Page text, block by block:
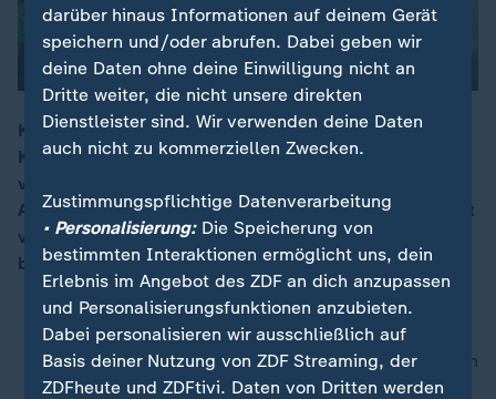
00:05
Kolumbiens Staatschef Juan Santos hat den größten
Kokain-Fund in der Geschichte seines Landes
verkündet. Die Polizei habe in einem Bananen-
Anbaugebiet zwölf Tonnen Kokain mit einem Marktwert
von umgerechnet rund 310 Millionen Euro
beschlagnahmt.
nach oben
darüber hinaus Informationen auf deinem Gerät
speichern und/oder abrufen. Dabei geben wir
deine Daten ohne deine Einwilligung nicht an
Dritte weiter, die nicht unsere direkten
Dienstleister sind. Wir verwenden deine Daten
auch nicht zu kommerziellen Zwecken.
Zustimmungspflichtige Datenverarbeitung
• Personalisierung:Die Speicherung von
bestimmten Interaktionen ermöglicht uns, dein
Erlebnis im Angebot des ZDF an dich anzupassen
und Personalisierungsfunktionen anzubieten.
Dabei personalisieren wir ausschließlich auf
Basis deiner Nutzung von ZDF Streaming, der
ZDFheute und ZDFtivi. Daten von Dritten werden